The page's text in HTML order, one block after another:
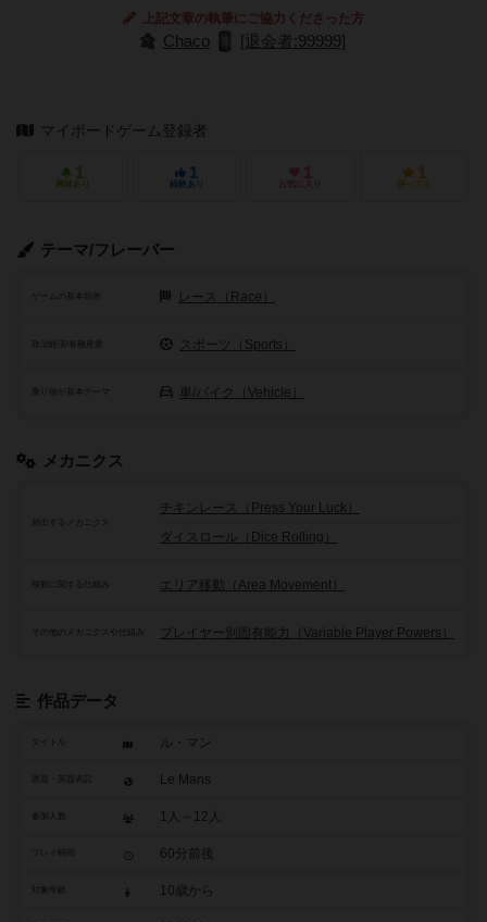
上記文章の執筆にご協力くださった方
Chaco [退会者:99999]
マイボードゲーム登録者
1
興味あり
1
経験あり
1
お気に入り
1
持ってる
テーマ/フレーバー
ゲームの基本目的 レース（Race）
政治経済/各種産業 スポーツ（Sports）
乗り物が基本テーマ 車/バイク（Vehicle）
メカニクス
頻出するメカニクス
チキンレース（Press Your Luck）
ダイスロール（Dice Rolling）
移動に関する仕組み エリア移動（Area Movement）
その他のメカニクスや仕組み プレイヤー別固有能力（Variable Player Powers）
作品データ
タイトル ル・マン
Le Mans
参加人数 1人～12人
60分前後
10歳から